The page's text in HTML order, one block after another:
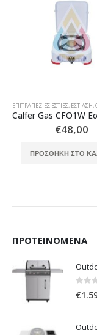
ΕΠΙΤΡΑΠΈΖΙΕΣ ΕΣΤΊΕΣ, ΕΣΤΊΑΣΗ,
€48,00
ΠΡΟΣΘΉΚΗ ΣΤΟ
ΠΡΟΤΕΙΝΌΜΕΝΑ
€